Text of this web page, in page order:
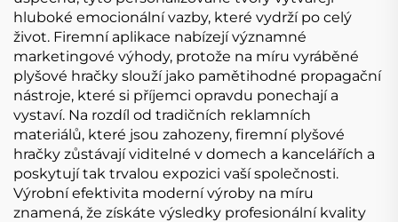
hluboké emocionální vazby, které vydrží po celý
život. Firemní aplikace nabízejí významné
marketingové výhody, protože na míru vyráběné
plyšové hračky slouží jako pamětihodné propagační
nástroje, které si příjemci opravdu ponechají a
vystaví. Na rozdíl od tradičních reklamních
materiálů, které jsou zahozeny, firemní plyšové
hračky zůstávají viditelné v domech a kancelářích a
poskytují tak trvalou expozici vaší společnosti.
Výrobní efektivita moderní výroby na míru
znamená, že získáte výsledky profesionální kvality